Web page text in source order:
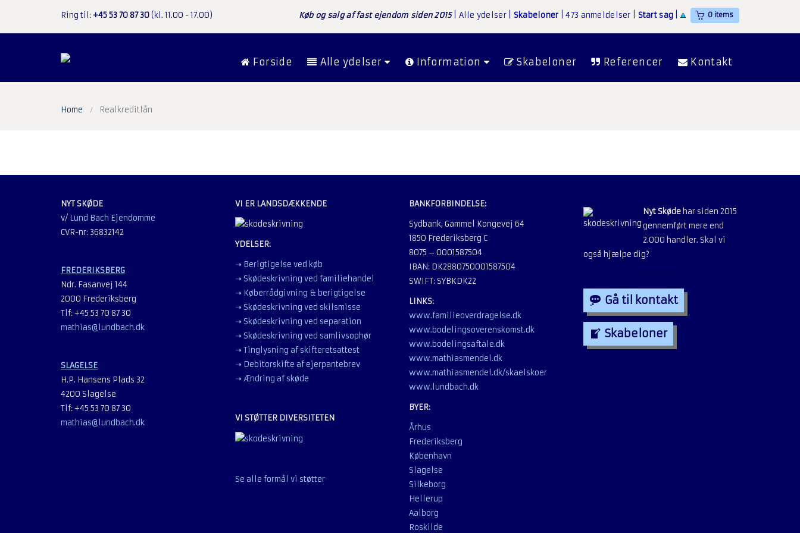
Ring til: +45 53 70 87 30 (kl. 11.00 - 17.00) Køb og salg af fast ejendom siden 2015| Alle ydelser| Skabeloner |473 anmeldelser Start sag 0 items
Forside Alle ydelser Information Skabeloner Referencer Kontakt
Home Realkreditlån
NYT SKØDE
v/ Lund Bach Ejendomme
CVR-nr: 36832142
FREDERIKSBERG
Ndr. Fasanvej 144
2000 Frederiksberg
Tlf: +45 53 70 87 30
mathias@lundbach.dk
SLAGELSE
H.P. Hansens Plads 32
4200 Slagelse
Tlf: +45 53 70 87 30
mathias@lundbach.dk
VI ER LANDSDÆKKENDE
YDELSER:
➝ Berigtigelse ved køb
➝ Skødeskrivning ved familiehandel
➝ Køberrådgivning & berigtigelse
➝ Skødeskrivning ved skilsmisse
➝ Skødeskrivning ved separation
➝ Skødeskrivning ved samlivsophør
➝ Tinglysning af skifteretsattest
➝ Debitorskifte af ejerpantebrev
➝ Ændring af skøde
VI STØTTER DIVERSITETEN
Se alle formål vi støtter
BANKFORBINDELSE:
Sydbank, Gammel Kongevej 64
1850 Frederiksberg C
8075 – 0001587504
IBAN: DK2880750001587504
SWIFT: SYBKDK22
LINKS:
www.familieoverdragelse.dk
www.bodelingsoverenskomst.dk
www.bodelingsaftale.dk
www.mathiasmendel.dk
www.mathiasmendel.dk/skaelskoer
www.lundbach.dk
BYER:
Århus
Frederiksberg
København
Slagelse
Silkeborg
Hellerup
Aalborg
Roskilde
Nyt Skødehar siden 2015
gennemført mere end
2.000 handler. Skal vi
også hjælpe dig?
Gå til kontakt
Skabeloner